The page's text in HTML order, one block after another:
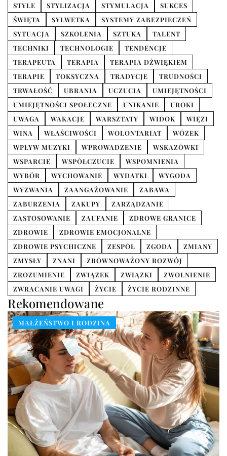
STYLE
STYLIZACJA STYMULACJA
SUKCES
ŚWIĘTA
SYLWETKA
SYSTEMY ZABEZPIECZEŃ
SYTUACJA
SZKOLENIA SZTUKA
TALENT
TECHNIKI
TECHNOLOGIE
TENDENCJE
TERAPEUTA
TERAPIA
TERAPIA DŹWIĘKIEM
TERAPIE
TOKSYCZNA TRADYCJE
TRUDNOŚCI
TRWAŁOŚĆ
UBRANIA UCZUCIA
UMIEJĘTNOŚCI
UMIEJĘTNOŚCI SPOŁECZNE
UNIKANIE
UROKI
UWAGA
WAKACJE WARSZTATY WIDOK
WIĘZI
WINA
WŁAŚCIWOŚCI WOLONTARIAT
WÓZEK
WPŁYW MUZYKI
WPROWADZENIE
WSKAZÓWKI
WSPARCIE
WSPÓŁCZUCIE
WSPOMNIENIA
WYBÓR
WYCHOWANIE WYDATKI
WYGODA
WYZWANIA
ZAANGAŻOWANIE
ZABAWA
ZABURZENIA
ZAKUPY
ZARZĄDZANIE
ZASTOSOWANIE
ZAUFANIE
ZDROWE GRANICE
ZDROWIE
ZDROWIE EMOCJONALNE
ZDROWIE PSYCHICZNE
ZESPÓŁ ZGODA
ZMIANY
ZMYSŁY
ZNANI
ZRÓWNOWAŻONY ROZWÓJ
ZROZUMIENIE
ZWIĄZEK ZWIĄZKI
ZWOLNIENIE
ZWRACANIE UWAGI
ŻYCIE ŻYCIE RODZINNE
Rekomendowane
MAŁŻEŃSTWO I RODZINA